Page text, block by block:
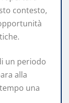
contesto,
un periodo
alla
una